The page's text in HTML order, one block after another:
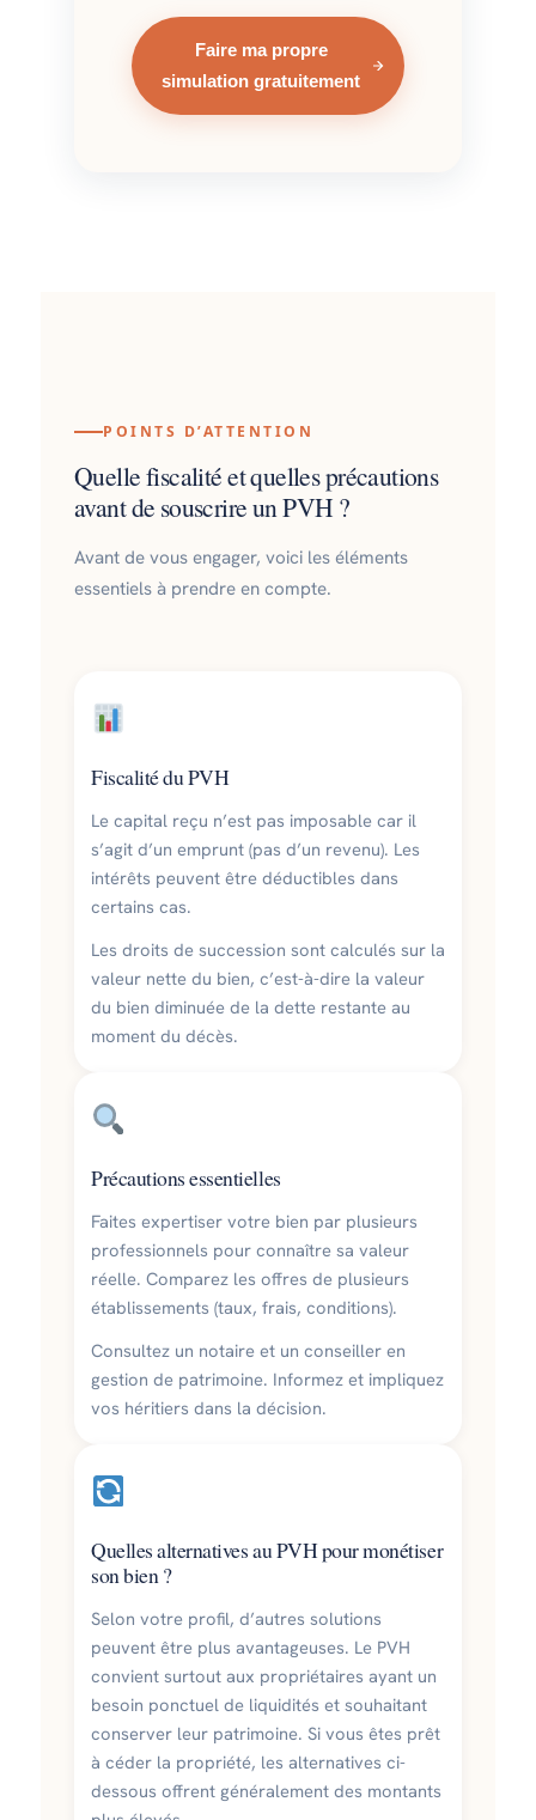
Faire ma propre
simulation gratuitement
POINTS D’ATTENTION
Quelle fiscalité et quelles précautions
avant de souscrire un PVH ?
Avant de vous engager, voici les éléments
essentiels à prendre en compte.
Fiscalité du PVH
Le capital reçu n’est pas imposable car il
s’agit d’un emprunt (pas d’un revenu). Les
intérêts peuvent être déductibles dans
certains cas.
Les droits de succession sont calculés sur la
valeur nette du bien, c’est-à-dire la valeur
du bien diminuée de la dette restante au
moment du décès.
Précautions essentielles
Faites expertiser votre bien par plusieurs
professionnels pour connaître sa valeur
réelle. Comparez les offres de plusieurs
établissements (taux, frais, conditions).
Consultez un notaire et un conseiller en
gestion de patrimoine. Informez et impliquez
vos héritiers dans la décision.
Quelles alternatives au PVH pour monétiser
son bien ?
Selon votre profil, d’autres solutions
peuvent être plus avantageuses. Le PVH
convient surtout aux propriétaires ayant un
besoin ponctuel de liquidités et souhaitant
conserver leur patrimoine. Si vous êtes prêt
à céder la propriété, les alternatives ci-
dessous offrent généralement des montants